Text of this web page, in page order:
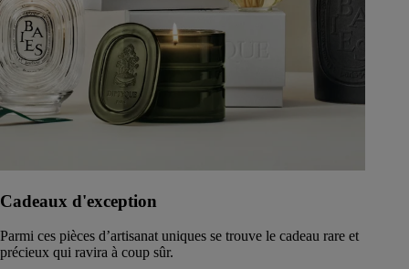
Cadeaux d'exception
Parmi ces pièces d’artisanat uniques se trouve le cadeau rare et
précieux qui ravira à coup sûr.